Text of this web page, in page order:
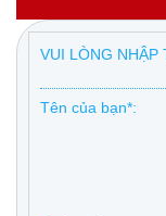
VUI LÒNG NHẬP
Tên của bạn*: